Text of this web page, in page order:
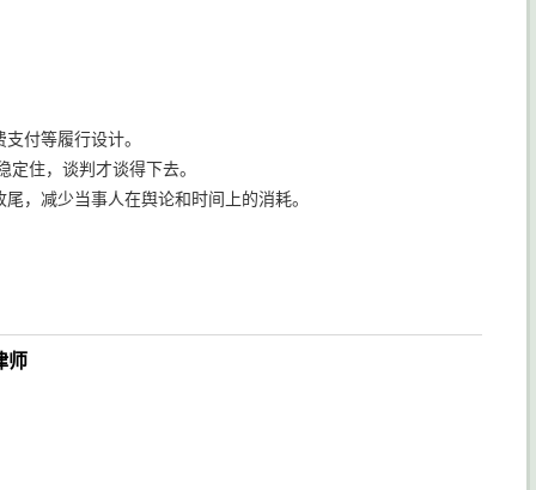
付等履行设计。
住，谈判才谈得下去。
，减少当事人在舆论和时间上的消耗。
师